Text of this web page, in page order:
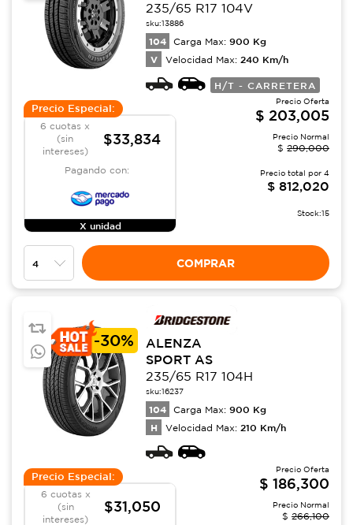
235/65 R17 104V
sku:13886
104 Carga Max: 900 Kg
V Velocidad Max: 240 Km/h
H/T - CARRETERA
Precio Especial:
6 cuotas x
(sin
intereses)
$33,834
Pagando con:
X unidad
Precio Oferta
$ 203,005
Precio Normal
$ 290,000
Precio total por 4
$ 812,020
Stock:15
COMPRAR
-30%
ALENZA
SPORT AS
235/65 R17 104H
sku:16237
104 Carga Max: 900 Kg
H Velocidad Max: 210 Km/h
Precio Especial:
6 cuotas x
(sin
intereses)
$31,050
Precio Oferta
$ 186,300
Precio Normal
$ 266,100